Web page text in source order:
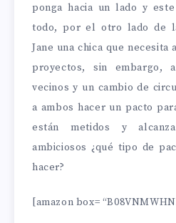
ponga hacia un lado y
todo, por el otro lado de
Jane una chica que necesita
proyectos, sin embargo,
vecinos y un cambio de
a ambos hacer un pacto
están metidos y
ambiciosos ¿qué tipo de
hacer?
[amazon box=